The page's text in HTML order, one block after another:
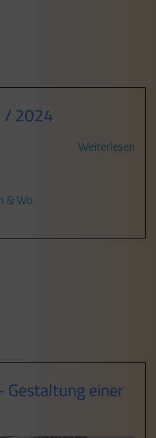
/ 2024
Weiterlesen
& Wo
Gestaltung einer